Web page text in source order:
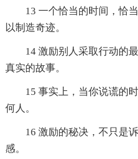
13 一个恰当的时间，恰
以制造奇迹。
14 激励别人采取行动的
真实的故事。
15 事实上，当你说谎的
何人。
16 激励的秘决，不只是
感。